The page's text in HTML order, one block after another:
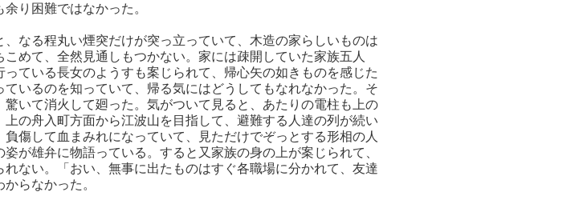
り困難ではなかった。
なる程丸い煙突だけが突っ立っていて、木造の家らしいものは
めて、全然見通しもつかない。家には疎開していた家族五人
ている長女のようすも案じられて、帰心矢の如きものを感じた
いるのを知っていて、帰る気にはどうしてもなれなかった。そ
いて消火して廻った。気がついて見ると、あたりの電柱も上の
の舟入町方面から江波山を目指して、避難する人達の列が続い
傷して血まみれになっていて、見ただけでぞっとする形相の人
が雄弁に物語っている。すると又家族の身の上が案じられて、
ない。「おい、無事に出たものはすぐ各職場に分かれて、友達
らなかった。